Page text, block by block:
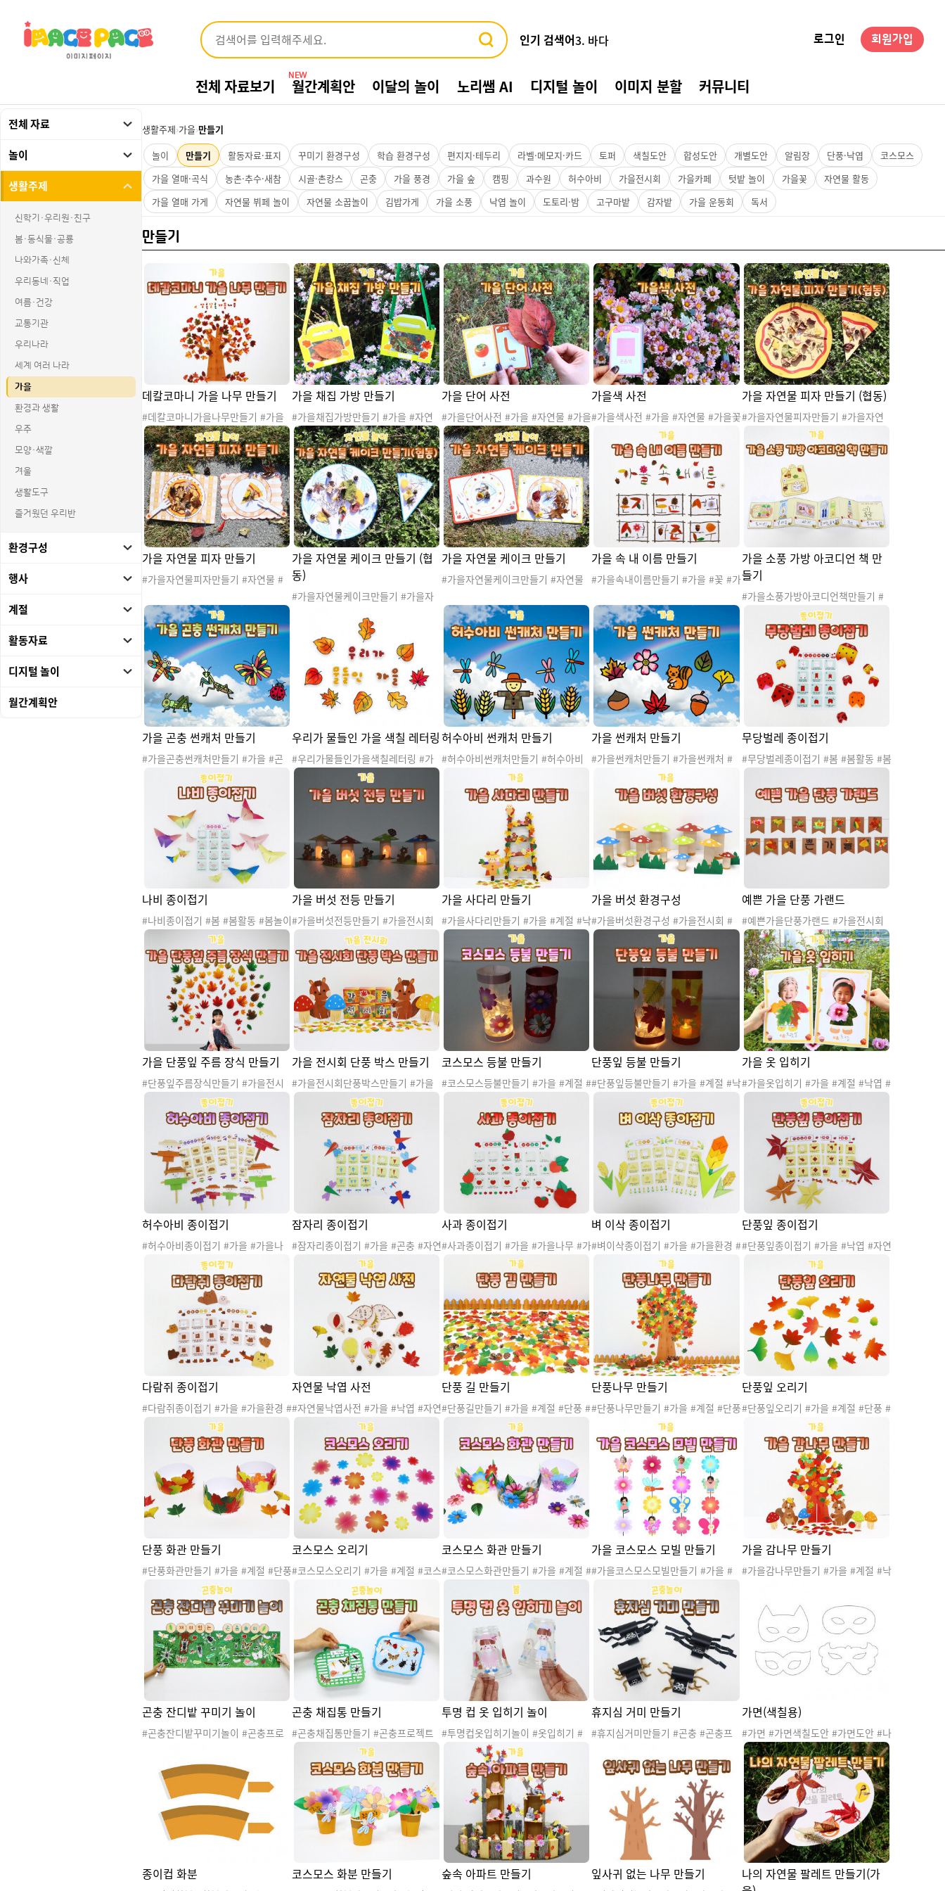
인기 검색어3. 바다
6. 수박
7. 여름환경구성
10. 수영장
1. 여름
2. 놀이
로그인 회원가입
전체 자료보기 NEW
월간계획안 이달의 놀이 노리쌤 AI 디지털 놀이 이미지 분할 커뮤니티
전체 자료
놀이
생활주제
신학기·우리원·친구
봄·동식물·공룡
나와가족·신체
우리동네·직업
여름·건강
교통기관
우리나라
세계 여러 나라
가을
환경과 생활
우주
모양·색깔
겨울
생활도구
즐거웠던 우리반
환경구성
행사
계절
활동자료
디지털 놀이
월간계획안
생활주제›가을›만들기
놀이
만들기 활동자료·표지 꾸미기 환경구성 학습 환경구성 편지지·테두리 라벨·메모지·카드 토퍼 색칠도안 합성도안 개별도안 알림장 단풍·낙엽
코스모스
가을 열매·곡식
농촌·추수·새참 시골·촌캉스 곤충 가을 풍경 가을 숲 캠핑 과수원 허수아비 가을전시회 가을카페 텃밭 놀이 가을꽃
자연물 활동
가을 열매 가게
자연물 뷔페 놀이 자연물 소꿉놀이 김밥가게 가을 소풍 낙엽 놀이 도토리·밤 고구마밭 감자밭 가을 운동회 독서
만들기
데칼코마니 가을 나무 만들기
#데칼코마니가을나무만들기 #가을
#가을나무 #낙엽 #은행잎 #단풍잎 #
나무꾸미기 #나무만들기 #협동활동
#가을도안 #가을활동 #가을자료 #가
을만들기 #가을놀이 #색칠놀이 #물
감놀이 #가을환경구성 #물감 #데칼
코마니 #데칼코마니놀이
가을 채집 가방 만들기
#가을채집가방만들기 #가을 #자연
물 #가을꽃 #가을열매 #가을곤충 #
낙엽 #은행잎 #단풍잎 #가을도안 #
가을활동 #가을자료 #가을만들기 #
채집통 #채집가방 #바깥놀이 #바깥
활동 #바깥산책 #숲활동 #가을숲활
동 #자연물활동 #산책 #가을산책놀
이
가을 단어 사전
#가을단어사전 #가을 #자연물 #가을
꽃 #가을열매 #낙엽 #은행잎 #단풍
잎 #가을도안 #가을활동 #가을자료
#가을만들기 #가을사전 #가을작은
책 #가을도감 #가을단어 #바깥놀이
#바깥활동 #바깥산책 #숲활동 #가을
숲활동 #자연물활동 #산책 #가을산
책놀이
가을색 사전
#가을색사전 #가을 #자연물 #가을꽃
#가을열매 #낙엽 #은행잎 #단풍잎 #
가을도안 #가을활동 #가을자료 #가
을만들기 #가을사전 #가을작은책 #
가을도감 #색 #바깥놀이 #바깥활동
#바깥산책 #숲활동 #가을숲활동 #자
연물활동 #산책 #가을산책놀이
가을 자연물 피자 만들기 (협동)
#가을자연물피자만들기 #가을자연
물협동피자만들기 #자연물 #자연물
놀이 #자연물활동 #가을 #가을도안
#가을놀이 #가을소꿉놀이 #자연물
뷔페놀이 #바깥놀이 #바깥활동 #숲
활동 #가을숲활동 #피자 #피자만들
기 #자연물피자 #협동활동 #협동
가을 자연물 피자 만들기
#가을자연물피자만들기 #자연물 #
을도안 #가을놀이 #가을소꿉놀이 #
자연물뷔페놀이 #바깥놀이 #바깥활
동 #숲활동 #가을숲활동 #피자 #피
자만들기 #자연물피자
가을 자연물 케이크 만들기 (협
동)
#가을자연물케이크만들기 #가을자
연물놀이 #자연물활동 #가을 #가을
도안 #가을놀이 #가을소꿉놀이 #자
연물뷔페놀이 #바깥놀이 #바깥활동
#숲활동 #가을숲활동 #케이크 #케이
크만들기 #자연물케이크 #협동활동
가을 자연물 케이크 만들기
#가을자연물케이크만들기 #자연물
을도안 #가을놀이 #가을소꿉놀이 #
자연물뷔페놀이 #바깥놀이 #바깥활
동 #숲활동 #가을숲활동 #케이크 #
케이크만들기 #자연물케이크
가을 속 내 이름 만들기
#가을속내이름만들기 #가을 #꽃 #가
#가을만들기 #자연물놀이 #자연물
만들기 #자연물활동 #이름 #내이름
#이름꾸미기 #가을산책놀이
가을 소풍 가방 아코디언 책 만
들기
#가을소풍가방아코디언책만들기 #
가을 #가을날씨 #가을소풍 #가을산
책 #소풍 #산책 #현장학습 #소풍가
방 #현장학습가방 #가을도안 #가을
활동 #가을만들기 #작은책 #가을작
은책 #가을소풍작은책 #아코디언책
#가을아코디언책 #가을소풍아코디
언책 #가을사전 #아코디언 #아코디
언북 #가을산책놀이
가을 곤충 썬캐처 만들기
#가을곤충썬캐처만들기 #가을 #곤
충 #가을곤충 #생물 #생태계 #가을
도안 #가을활동 #가을자료 #가을만
들기 #환경구성 #썬캐처 #썬캐쳐 #
가을환경구성 #가을곤충환경구성
우리가 물들인 가을 색칠 레터링
#우리가물들인가을색칠레터링 #가
을 #낙엽 #자연 #자연물 #단풍 #단
풍잎 #은행잎 #가을도안 #가을활동
#가을자료 #가을레터링 #레터링 #색
경구성 #가을환경구성 #가을환경판
#가을색칠 #가을가랜드 #가랜드 #가
을만들기
허수아비 썬캐처 만들기
#허수아비썬캐처만들기 #허수아비
썬캐처 #가을썬캐처 #가을 #계절 #
날씨 #낙엽 #자연 #자연물 #단풍 #
가을환경 #가을활동 #가을놀이 #가
을도안 #가을만들기 #환경구성 #썬
캐처 #썬캐쳐 #가을환경구성 #가을
가을 썬캐처 만들기
#가을썬캐처만들기 #가을썬캐처 #
가을 #계절 #날씨 #낙엽 #자연 #자
연물 #단풍 #가을환경 #가을활동 #
가을놀이 #가을도안 #가을만들기 #
경구성 #가을환경판
무당벌레 종이접기
#무당벌레종이접기 #봄 #봄활동 #봄
놀이 #봄종이접기 #봄과동식물 #종
이접기 #종이접기도안 #색종이접기
#소근육발달 #무당벌레 #곤충 #곤충
종이접기 #봄틈새놀이 #틈새놀이 #
봄만들기 #20260402봄활동 #2026
0402봄종이접기
나비 종이접기
#나비종이접기 #봄 #봄활동 #봄놀이
#봄종이접기 #봄과동식물 #종이접
기 #종이접기도안 #색종이접기 #소
근육발달 #나비 #곤충 #곤충종이접
기 #봄틈새놀이 #틈새놀이 #봄만들
기 #20260402봄활동 #20260402
봄종이접기
가을 버섯 전등 만들기
#가을버섯전등만들기 #가을전시회
#가을 #계절 #낙엽 #자연 #자연물 #
단풍잎 #은행잎 #가을나무 #가을꽃
#가을환경 #가을활동 #가을놀이 #가
을행사 #가을꾸미기 #가을도안 #가
을프로젝트 #학예회 #전시회 #참여
수업 #가을전시회행사
가을 사다리 만들기
#가을사다리만들기 #가을 #계절 #낙
엽 #자연 #자연물 #가을나무 #가을
꽃 #가을환경 #가을활동 #가을놀이
#가을프로젝트 #가을만들기 #가을
전시회 #학예회 #전시회 #참여수업
#가을전시회행사 #가을환경구성 #
가을전시회환경구성
가을 버섯 환경구성
#가을버섯환경구성 #가을전시회 #
가을 #계절 #낙엽 #자연 #자연물 #
단풍잎 #은행잎 #가을나무 #가을꽃
#가을환경 #가을활동 #가을놀이 #가
을행사 #가을꾸미기 #가을도안 #가
을프로젝트 #학예회 #전시회 #참여
수업 #가을전시회행사 #가을환경구
성 #가을전시회환경구성 #참여수업
#학부모참관 #가을환경판
예쁜 가을 단풍 가랜드
#예쁜가을단풍가랜드 #가을전시회
#가을 #계절 #낙엽 #자연 #자연물 #
단풍잎 #은행잎 #가을나무 #가을꽃
#가을환경 #가을활동 #가을놀이 #가
을행사 #가을꾸미기 #가을도안 #가
을프로젝트 #학예회 #전시회 #참여
수업 #가을전시회행사 #가을가랜드
#가을전시회가랜드 #가을환경판 #
단풍놀이 #자연물활동
가을 단풍잎 주름 장식 만들기
#단풍잎주름장식만들기 #가을전시
회 #가을 #계절 #낙엽 #자연 #자연
물 #단풍잎 #은행잎 #가을나무 #가
을꽃 #가을환경 #가을활동 #가을놀
이 #가을행사 #가을꾸미기 #가을도
안 #가을프로젝트 #학예회 #전시회
#참여수업 #가을전시회행사 #가을
포토존 #가을전시회포토존 #가을단
풍잎주름장식만들기 #가을환경판 #
단풍놀이
가을 전시회 단풍 박스 만들기
#가을전시회단풍박스만들기 #가을
전시회 #가을 #계절 #낙엽 #자연 #
자연물 #단풍잎 #은행잎 #가을나무
#가을꽃 #가을환경 #가을활동 #가을
놀이 #가을행사 #가을꾸미기 #가을
도안 #가을프로젝트 #학예회 #전시
회 #참여수업 #가을전시회행사 #가
을포토존 #가을전시회포토존 #단풍
놀이 #자연물활동
코스모스 등불 만들기
#코스모스등불만들기 #가을 #계절 #
낙엽 #자연 #자연물 #가을나무 #가
을꽃 #가을환경 #가을활동 #가을놀
이 #가을프로젝트 #가을만들기 #가
을등불 #가을등 #미술활동 #코스모
단풍잎 등불 만들기
#단풍잎등불만들기 #가을 #계절 #낙
엽 #자연 #자연물 #가을나무 #가을
꽃 #가을환경 #단풍잎 #은행잎 #가
을활동 #가을놀이 #가을프로젝트 #
가을만들기 #가을등불 #가을등 #미
술활동 #자연물활동 #단풍축제 #단
풍놀이
가을 옷 입히기
#가을옷입히기 #가을 #계절 #낙엽 #
자연 #자연물 #가을나무 #가을꽃 #
가을환경 #가을활동 #가을놀이 #가
을프로젝트 #가을옷 #봄옷 #봄옷입
히기 #봄활동 #자연물옷패턴 #옷패
턴 #옷꾸미기 #바깥활동 #바깥놀이
#미술활동 #자연물활동 #계절활동 #
가을산책놀이
허수아비 종이접기
#허수아비종이접기 #가을 #가을나
무 #가을환경 #가을활동 #가을놀이
#가을프로젝트 # 가을꾸미기 #가을
게시판 #가을환경판 #가을종이접기
#종이접기 #색종이접기 #소근육발
달 #가을틈새놀이 #틈새놀이 #농촌
잠자리 종이접기
#잠자리종이접기 #가을 #곤충 #자연
#가을나무 #가을꽃 #가을환경 #가을
활동 #가을놀이 #가을프로젝트 #가
을꾸미기 #가을게시판 #가을환경판
#가을종이접기 #종이접기 #색종이
접기 #소근육발달 #가을틈새놀이 #
틈새놀이
사과 종이접기
#사과종이접기 #가을 #가을나무 #가
을환경 #가을활동 #가을놀이 #가을
프로젝트 #가을꾸미기 #가을게시판
#가을환경판 #가을종이접기 #종이
접기 #색종이접기 #소근육발달 #감
종이접기 #가을틈새놀이 #틈새놀이
#가을열매
벼 이삭 종이접기
#벼이삭종이접기 #가을 #가을환경 #
가을활동 #가을놀이 #가을프로젝트
#가을꾸미기 #가을게시판 #가을환
경판 #가을종이접기 #종이접기 #색
종이접기 #소근육발달 #가을틈새놀
이 #틈새놀이 #농촌 #추수
단풍잎 종이접기
#단풍잎종이접기 #가을 #낙엽 #자연
물 #가을나무 #단풍잎 #단풍 #가을
환경 #가을활동 #가을놀이 #가을프
로젝트 #가을꾸미기 #가을게시판 #
가을환경판 #가을종이접기 #종이접
기 #색종이접기 #소근육발달 #가을
틈새놀이 #틈새놀이 #단풍놀이
다람쥐 종이접기
#다람쥐종이접기 #가을 #가을환경 #
가을활동 #가을놀이 #가을프로젝트
#가을꾸미기 #가을게시판 #가을환
경판 #가을종이접기 #종이접기 #색
종이접기 #소근육발달 #도토리종이
접기 #가을틈새놀이 #틈새놀이 #동
물
자연물 낙엽 사전
#자연물낙엽사전 #가을 #낙엽 #자연
#자연물 #단풍 #가을나무 #가을꽃 #
가을환경 #가을활동 #가을놀이 #가
을프로젝트 #자연물놀이 #미술활동
#탐색활동 #가을사전 #가을작은책 #
바깥활동 #자연물활동 #가을산책놀
단풍 길 만들기
#단풍길만들기 #가을 #계절 #단풍 #
낙엽 #은행잎 #단풍잎 #자연 #자연
물 #가을나무 #가을꽃 #가을환경 #
가을활동 #가을놀이 #가을꾸미기 #
가을도안 #가을프로젝트 #단풍축제
#단풍행사 #가을축제 #가을행사 #단
풍나무만들기 #단풍잎오리기 #단풍
화관만들기 #소근육발달 #단풍놀이
#가을오리기 #낙엽길 #낙엽길만들
단풍나무 만들기
#단풍나무만들기 #가을 #계절 #단풍
#낙엽 #은행잎 #단풍잎 #자연 #자연
물 #가을나무 #가을꽃 #가을환경 #
가을활동 #가을놀이 #가을꾸미기 #
가을도안 #가을프로젝트 #단풍축제
#단풍행사 #가을축제 #가을행사 #단
풍길만들기 #단풍잎오리기 #단풍화
관만들기 #소근육발달 #단풍놀이 #
가을오리기 #낙엽나무 #낙엽나무만
단풍잎 오리기
#단풍잎오리기 #가을 #계절 #단풍 #
낙엽 #은행잎 #단풍잎 #자연 #자연
물 #가을나무 #가을꽃 #가을환경 #
가을활동 #가을놀이 #가을꾸미기 #
가을도안 #가을프로젝트 #단풍축제
#단풍행사 #가을축제 #가을행사 #단
풍길만들기 #단풍나무만들기 #단풍
화관만들기 #가위오리기 #종이오리
기 #색종이오리기 #소근육발달 #가
을환경판 #가을게시판 #단풍놀이 #
가을오리기 #낙엽오리기
단풍 화관 만들기
#단풍화관만들기 #가을 #계절 #단풍
#낙엽 #은행잎 #단풍잎 #자연 #자연
물 #가을나무 #가을꽃 #가을환경 #
가을활동 #가을놀이 #가을꾸미기 #
가을도안 #가을프로젝트 #단풍축제
#단풍행사 #가을축제 #가을행사 #단
풍길만들기 #단풍나무만들기 #단풍
잎오리기 #단풍잎머리띠 #미술활동
#단풍놀이 #가을오리기 #낙엽화관 #
낙엽왕관 #단풍왕관 #가을산책놀이
코스모스 오리기
#코스모스오리기 #가을 #계절 #코스
모스 #낙엽 #자연 #자연물 #가을나
무 #가을꽃 #가을환경 #가을활동 #
가을놀이 # 가을꾸미기 #가을도안 #
가을프로젝트 #코스모스축제 #코스
모스행사 #가을축제 #가을행사 #코
스모스꽃길만들기 #코스모스꽃밭만
들기 #코스모스화관만들기 #가위오
리기 #종이오리기 #색종이오리기 #
소근육발달 #가을환경판 #가을게시
판 #가을오리기
코스모스 화관 만들기
#코스모스화관만들기 #가을 #계절 #
코스모스 #낙엽 #자연 #자연물 #가
을나무 #가을꽃 #가을환경 #가을활
동 #가을놀이 #가을꾸미기 #가을도
안 #가을프로젝트 #코스모스축제 #
코스모스행사 #가을축제 #가을행사
#코스모스꽃길만들기 #코스모스꽃
밭만들기 #코스모스오리기 #코스모
스머리띠 #미술활동 #가을오리기
가을 코스모스 모빌 만들기
#가을코스모스모빌만들기 #가을 #
계절 #코스모스 #낙엽 #자연 #자연
물 #가을나무 #가을꽃 #가을환경 #
가을활동 #가을노이 #가을놀이 #가
을꾸미기 #가을도안 #가을프로젝트
#코스모스축제 #코스모스행사 #가
을축제 #가을행사 #가을모빌만들기
#가을환경판
가을 감나무 만들기
#가을감나무만들기 #가을 #계절 #낙
#가을꾸미기 #가을도안 #가을프로
젝트 #과일 #가을열매
곤충 잔디밭 꾸미기 놀이
#곤충잔디밭꾸미기놀이 #곤충프로
름곤충 #가을곤충 #자연탐구 #자연
관찰 #과학 #곤충채집 #곤충놀이 #
곤충활동 #자연
곤충 채집통 만들기
#곤충채집통만들기 #곤충프로젝트
#봄 #여름 #가을 #봄곤충 #여름곤충
#가을곤충 #자연탐구 #자연관찰 #과
학 #곤충채집 #곤충놀이 #곤충활동
#자연 #곤충탐험 #곤충채집통 #관찰
#미술활동 #곤충채집 #가을산책놀
이 #봄만들기
투명 컵 옷 입히기 놀이
#투명컵옷입히기놀이 #옷입히기 #
봄 #봄옷 #가을 #가을옷 #봄옷가게
놀이 #봄옷입히기 #가을옷입히기 #
봄활동 #가을활동 #인형놀이 #투명
컵 #재활용품 #미술활동 #계절 #봄
만들기
휴지심 거미 만들기
#휴지심거미만들기 #곤충 #곤충프
여름곤충 #가을곤충 #자연탐구 #자
연관찰 #과학 #곤충채집 #곤충놀이
#곤충활동 #자연 #미술활동 #거미만
들기 #거미줄 #봄만들기
가면(색칠용)
#가면 #가면색칠도안 #가면도안 #나
뭇잎가면 #자연물가면 #가면만들기
#가면꾸미기 #가면무도회 #무도회
놀이 #가면축제 #가면놀이 #자연놀
이 #자연물놀이 #생태놀이 #콜라주
#자연물가면 #산책놀이 #산책 #틈새
놀이 #산책틈새놀이
종이컵 화분 코스모스 화분 만들기 숲속 아파트 만들기 잎사귀 없는 나무 만들기
나의 자연물 팔레트 만들기(가